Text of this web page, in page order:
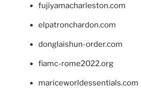
fujiyamacharleston.com
elpatronchardon.com
donglaishun-order.com
fiamc-rome2022.org
mariceworldessentials.com